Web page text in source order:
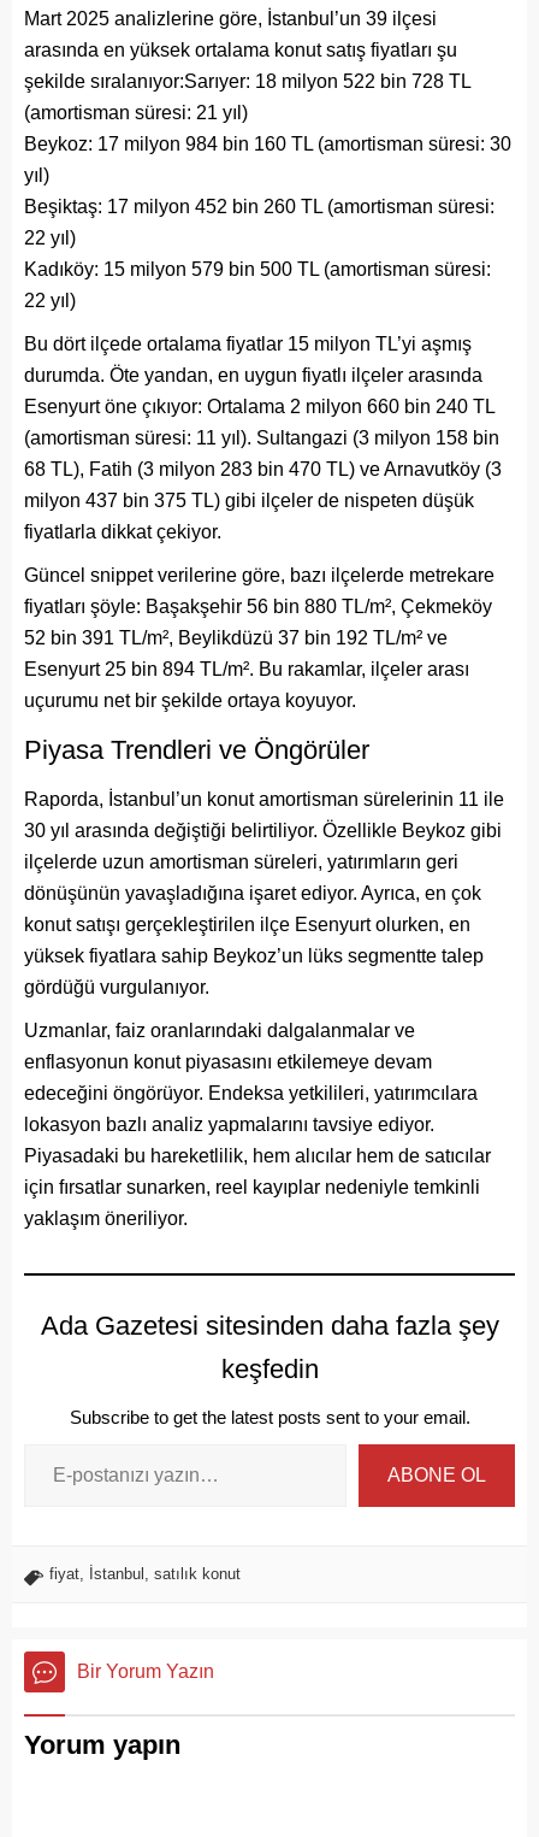
Mart 2025 analizlerine göre, İstanbul’un 39 ilçesi
arasında en yüksek ortalama konut satış fiyatları şu
şekilde sıralanıyor:Sarıyer: 18 milyon 522 bin 728 TL
(amortisman süresi: 21 yıl)
Beykoz: 17 milyon 984 bin 160 TL (amortisman süresi: 30
yıl)
Beşiktaş: 17 milyon 452 bin 260 TL (amortisman süresi:
22 yıl)
Kadıköy: 15 milyon 579 bin 500 TL (amortisman süresi:
22 yıl)
Bu dört ilçede ortalama fiyatlar 15 milyon TL’yi aşmış
durumda. Öte yandan, en uygun fiyatlı ilçeler arasında
Esenyurt öne çıkıyor: Ortalama 2 milyon 660 bin 240 TL
(amortisman süresi: 11 yıl). Sultangazi (3 milyon 158 bin
68 TL), Fatih (3 milyon 283 bin 470 TL) ve Arnavutköy (3
milyon 437 bin 375 TL) gibi ilçeler de nispeten düşük
fiyatlarla dikkat çekiyor.
Güncel snippet verilerine göre, bazı ilçelerde metrekare
fiyatları şöyle: Başakşehir 56 bin 880 TL/m², Çekmeköy
52 bin 391 TL/m², Beylikdüzü 37 bin 192 TL/m² ve
Esenyurt 25 bin 894 TL/m². Bu rakamlar, ilçeler arası
uçurumu net bir şekilde ortaya koyuyor.
Piyasa Trendleri ve Öngörüler
Raporda, İstanbul’un konut amortisman sürelerinin 11 ile
30 yıl arasında değiştiği belirtiliyor. Özellikle Beykoz gibi
ilçelerde uzun amortisman süreleri, yatırımların geri
dönüşünün yavaşladığına işaret ediyor. Ayrıca, en çok
konut satışı gerçekleştirilen ilçe Esenyurt olurken, en
yüksek fiyatlara sahip Beykoz’un lüks segmentte talep
gördüğü vurgulanıyor.
Uzmanlar, faiz oranlarındaki dalgalanmalar ve
enflasyonun konut piyasasını etkilemeye devam
edeceğini öngörüyor. Endeksa yetkilileri, yatırımcılara
lokasyon bazlı analiz yapmalarını tavsiye ediyor.
Piyasadaki bu hareketlilik, hem alıcılar hem de satıcılar
için fırsatlar sunarken, reel kayıplar nedeniyle temkinli
yaklaşım öneriliyor.
Ada Gazetesi sitesinden daha fazla şey
keşfedin
Subscribe to get the latest posts sent to your email.
ABONE OL
fiyat, İstanbul , satılık konut
Bir Yorum Yazın
Yorum yapın